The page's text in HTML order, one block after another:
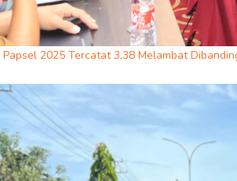
2025 Tercatat 3,38 Melambat